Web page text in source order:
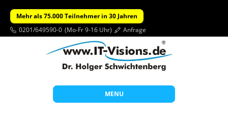
Mehr als 75.000 Teilnehmer in 30 Jahren
0201/649590-0 (Mo-Fr 9-16 Uhr) Anfrage
MENU